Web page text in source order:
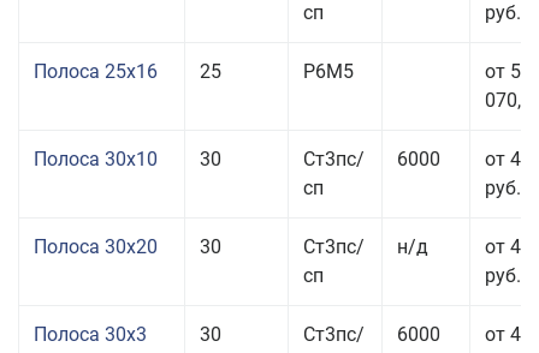
сп
руб.
Полоса 25x16 25 Р6М5
от
Полоса 30x10 30
Ст3пс/
сп
6000
от 45
руб.
Полоса 30x20 30
Ст3пс/
сп
н/д
от 46
руб.
Полоса 30x3 30
Ст3пс/
6000
от 46